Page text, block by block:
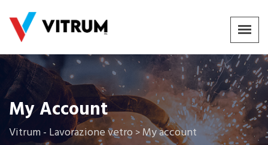
My Account
Vitrum - Lavorazione vetro >My account